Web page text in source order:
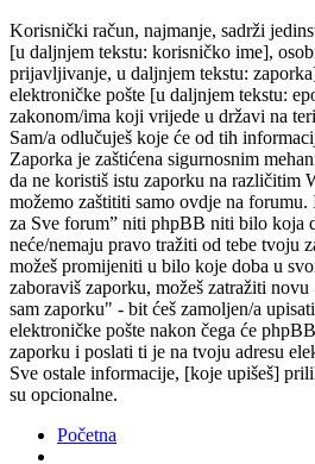
Korisnički račun, najmanje, sadrži
[u daljnjem tekstu: korisničko ime],
prijavljivanje, u daljnjem tekstu:
elektroničke pošte [u daljnjem tekstu:
zakonom/ima koji vrijede u državi na
Sam/a odlučuješ koje će od tih
Zaporka je zaštićena sigurnosnim
da ne koristiš istu zaporku na različitim
možemo zaštititi samo ovdje na
za Sve forum” niti phpBB niti bilo koja
neće/nemaju pravo tražiti od tebe tvoju
možeš promijeniti u bilo koje doba u
zaboraviš zaporku, možeš zatražiti
sam zaporku" - bit ćeš zamoljen/a
elektroničke pošte nakon čega će
zaporku i poslati ti je na tvoju adresu
Sve ostale informacije, [koje upišeš]
su opcionalne.
Početna